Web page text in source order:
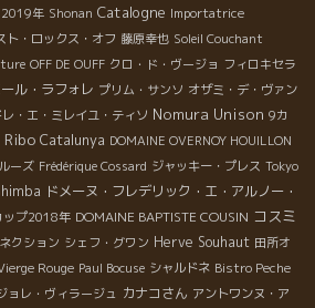
年 Shonan Catalogne Importatrice
ト・ロックス・オフ 藤原幸也 Soleil Couchant
OFF DE OUFF クロ・ド・ヴージョ フィロキセラ
ル・ラフォレ プリム・サンソ オザミ・デ・ヴァン
・エ・ミレイユ・ティソ Nomura Unison 9カ
Catalunya DOMAINE OVERNOY HOUILLON
ーズ Frédérique Cossard ジャッキー・プレス Tokyo
ドメーヌ・フレデリック・エ・アルノー・
ップ2018年 DOMAINE BAPTISTE COUSIN コスミ
クション シェフ・グワン Herve Souhaut 田所オ
Rouge Paul Bocuse シャルドネ Bistro Peche
ョレ・ヴィラージュ カナコさん アントワンヌ・ア